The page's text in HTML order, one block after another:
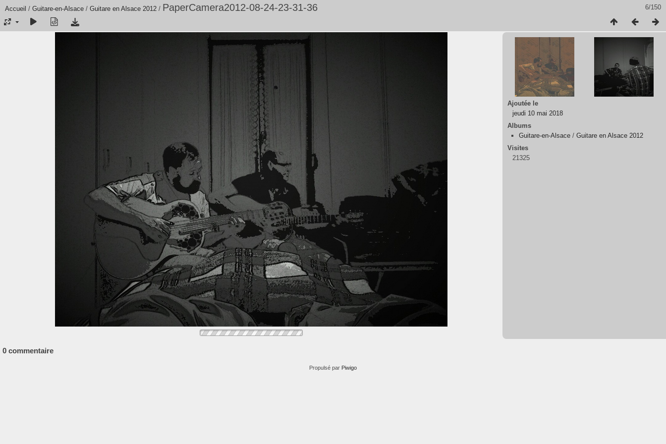
6/150
Accueil / Guitare-en-Alsace / Guitare en Alsace 2012 / PaperCamera2012-08-24-23-31-36
Ajoutée le
jeudi 10 mai 2018
Albums
Guitare-en-Alsace / Guitare en Alsace 2012
Visites
21325
0 commentaire
Propulsé par Piwigo